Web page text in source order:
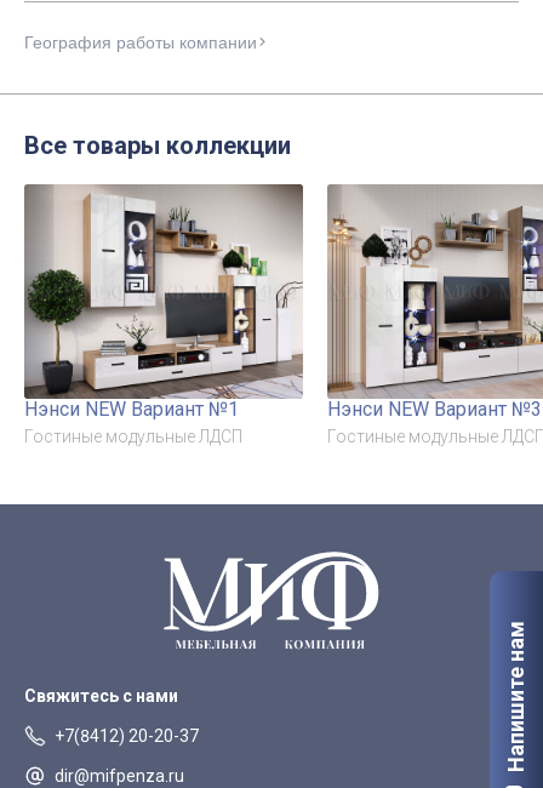
География работы компании
Все товары коллекции
Нэнси NEW Вариант №1
Гостиные модульные ЛДСП
Нэнси NEW Вариант №3
Гостиные модульные
Свяжитесь с нами
+7(8412) 20-20-37
dir@mifpenza.ru
Напишите нам